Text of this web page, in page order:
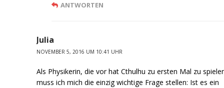
ANTWORTEN
Julia
NOVEMBER 5, 2016 UM 10:41 UHR
Als Physikerin, die vor hat Cthulhu zu ersten Mal zu
muss ich mich die einzig wichtige Frage stellen: Ist es ein